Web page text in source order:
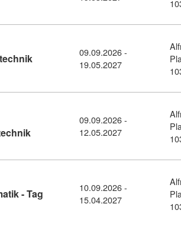
Kursdetail: BRP09.09.2026 -
19.05.2027
Kursdetail: BRP
09.09.2026 -
12.05.2027
- Tag Kursdetail: BRP
10.09.2026 -
15.04.2027